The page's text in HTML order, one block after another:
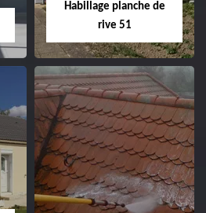
Habillage planche de
rive 51
Habillage planche
de rive 51